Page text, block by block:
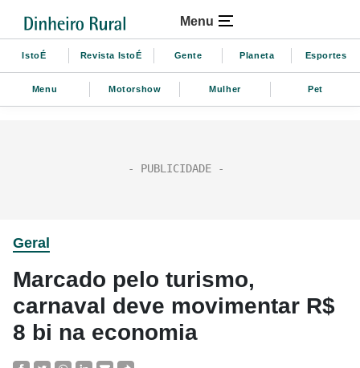
Menu
IstoÉ Revista IstoÉ Gente Planeta Esportes
Menu Motorshow Mulher Pet
Geral
Marcado pelo turismo,
carnaval deve movimentar R$
8 bi na economia